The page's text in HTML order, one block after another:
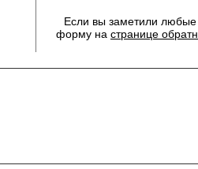
Если вы заметили любые
форму на странице